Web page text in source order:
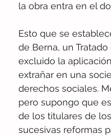
la obra entra en el
Esto que se
de Berna, un
excluido la
extrañar en una
derechos sociales.
pero supongo que
de los titulares de
sucesivas reformas